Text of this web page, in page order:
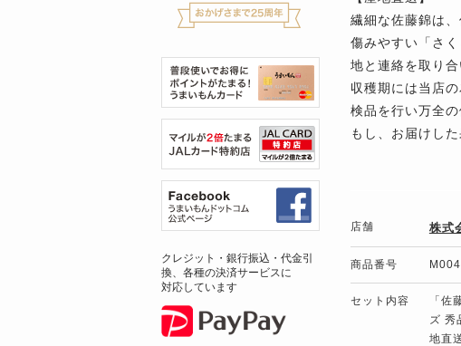
繊細な佐藤錦は
傷みやすい「さ
地と連絡を取り
収穫期には当店
検品を行い万全の
もし、お届けし
店舗 株式
商品番号
セット内容
「佐
ズ
地直
クレジット・銀行振込・代金引
換、各種の決済サービスに
対応しています